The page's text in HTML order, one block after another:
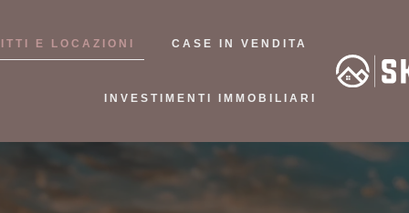
CASE IN VENDITA
E LOCAZIONI
INVESTIMENTI IMMOBILIARI